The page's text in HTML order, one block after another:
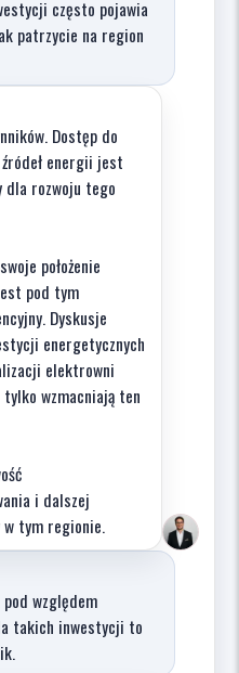
często pojawia
patrzycie na region
Dostęp do
energii jest
rozwoju tego
położenie
pod tym
Dyskusje
energetycznych
elektrowni
wzmacniają ten
i dalszej
tym regionie.
pod względem
takich inwestycji to